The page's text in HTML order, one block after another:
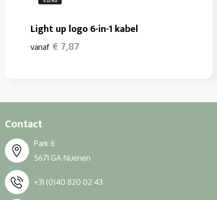
Light up logo 6-in-1 kabel
vanaf € 7,87
Contact
Park 6
5671 GA Nuenen
+31 (0)40 820 02 43